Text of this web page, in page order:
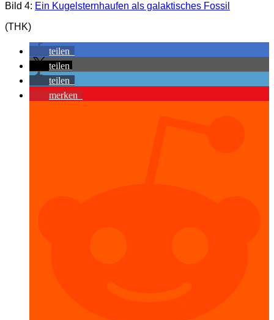
Bild 4: Ein Kugelsternhaufen als galaktisches Fossil
(THK)
teilen
teilen
teilen
merken